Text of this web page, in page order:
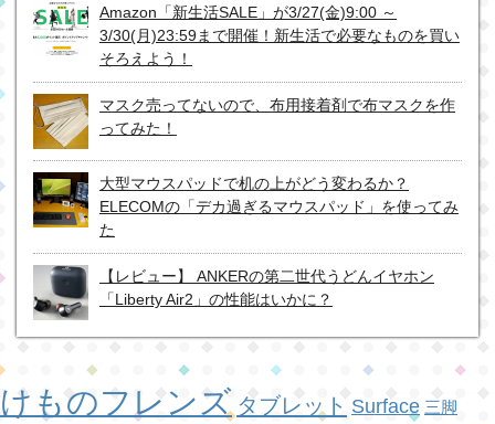
Amazon「新生活SALE」が3/27(金)9:00 ～
3/30(月)23:59まで開催！新生活で必要なものを買い
そろえよう！
マスク売ってないので、布用接着剤で布マスクを作
ってみた！
大型マウスパッドで机の上がどう変わるか？
ELECOMの「デカ過ぎるマウスパッド」を使ってみ
た
【レビュー】 ANKERの第二世代うどんイヤホン
「Liberty Air2」の性能はいかに？
けものフレンズ タブレット Surface 三脚